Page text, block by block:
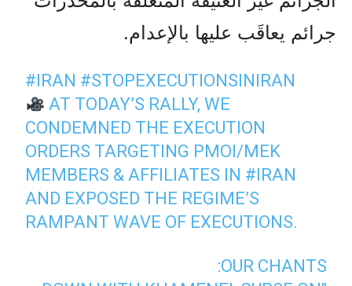
جرائم يعاقَب عليها بالإعدام.
#IRAN #STOPEXECUTIONSINIRAN
AT TODAY’S RALLY, WE
CONDEMNED THE EXECUTION
ORDERS TARGETING PMOI/MEK
MEMBERS & AFFILIATES IN #IRAN
AND EXPOSED THE REGIME’S
RAMPANT WAVE OF EXECUTIONS.
OUR CHANTS: